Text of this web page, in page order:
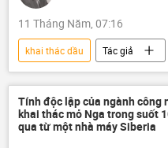
11 Tháng Năm, 07:16
khai thác dầu Tác giả
chuyên gia
Nga
cuộc triển lãm
Tính độc lập của ngành công
khai thác mỏ Nga trong suốt
qua từ một nhà máy Siberia